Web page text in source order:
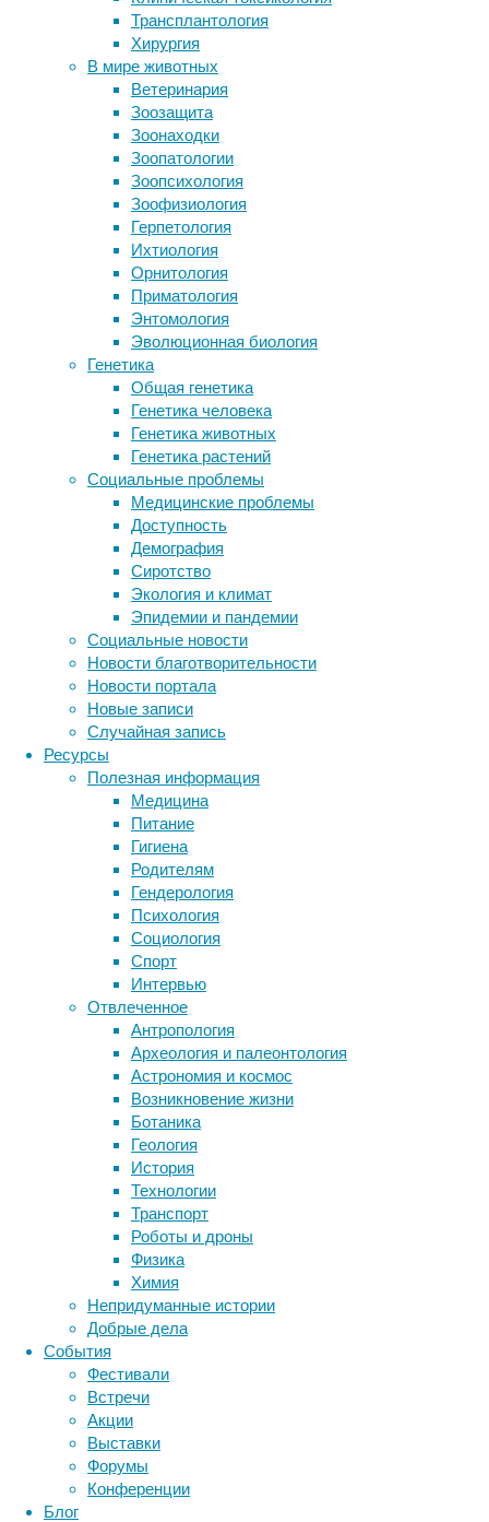
Трансплантология
Хирургия
В мире животных
Ветеринария
Зоозащита
Зоонаходки
Зоопатологии
Зоопсихология
Зоофизиология
Герпетология
Ихтиология
Орнитология
Приматология
Энтомология
Эволюционная биология
Генетика
Общая генетика
Генетика человека
Генетика животных
Генетика растений
Социальные проблемы
Медицинские проблемы
Доступность
Демография
Сиротство
Экология и климат
Эпидемии и пандемии
Социальные новости
Новости благотворительности
Новости портала
Новые записи
Случайная запись
Ресурсы
Полезная информация
Медицина
Питание
Гигиена
Родителям
Гендерология
Психология
Социология
Спорт
Интервью
Отвлеченное
Антропология
Археология и палеонтология
Астрономия и космос
Возникновение жизни
Ботаника
Геология
История
Технологии
Транспорт
Роботы и дроны
Физика
Химия
Непридуманные истории
Добрые дела
События
Фестивали
Встречи
Акции
Выставки
Форумы
Конференции
Блог
25/12/2024
антибиотики,
бактерии,
медицина
Малые
фермерские
хозяйства
развивающихся
странах
приносят
много
пользы,
так
как
обеспечивают
сельским
общинам
доход
доступную
белковую
пищу,
но
одновременно
наносят
вред,
способствуя
распространению
устойчивых
к
антибиотикам
микроорганизмов.
Учёные
рассмотрели,
насколько
распространены
антибиотикоустойчивые
бактерии
одном
отдалённых
районов
северо-
западе
Эквадора.
По
анализам
образцов
фекалий
определялись
устойчивые
к
клинически
значимому
тяжелым остеоартрозом коленей
Долго жить, хорошо ходить и не
падать
Пандемия укрепила связь между
романтическими партнерами
Парфюмерия и творчество
Следите за новостями
Метки
ДНК бактерии
биотехнология
генетика
здоровье знания иммунитет
инструменты и методы
исследования
лекарства медицина
мозг наука неврология
нейробиология
нейрофизиология
онкология
поведение психиатрия
сон социальные проблемы
физиология
эмоции эпидемия